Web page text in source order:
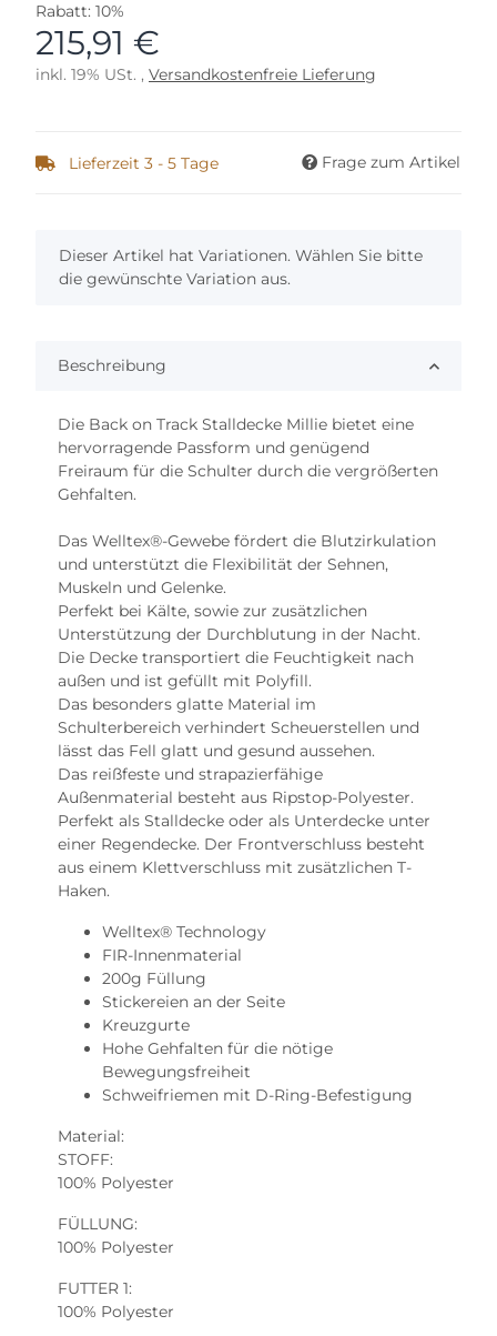
Rabatt: 10%
215,91 €
inkl. 19% USt. , Versandkostenfreie Lieferung
Lieferzeit 3 - 5 Tage Frage zum Artikel
x
Dieser Artikel hat Variationen. Wählen Sie bitte
die gewünschte Variation aus.
Beschreibung
Die Back on Track Stalldecke Millie bietet eine
hervorragende Passform und genügend
Freiraum für die Schulter durch die vergrößerten
Gehfalten.
Das Welltex®-Gewebe fördert die Blutzirkulation
und unterstützt die Flexibilität der Sehnen,
Muskeln und Gelenke.
Perfekt bei Kälte, sowie zur zusätzlichen
Unterstützung der Durchblutung in der Nacht.
Die Decke transportiert die Feuchtigkeit nach
außen und ist gefüllt mit Polyfill.
Das besonders glatte Material im
Schulterbereich verhindert Scheuerstellen und
lässt das Fell glatt und gesund aussehen.
Das reißfeste und strapazierfähige
Außenmaterial besteht aus Ripstop-Polyester.
Perfekt als Stalldecke oder als Unterdecke unter
einer Regendecke. Der Frontverschluss besteht
aus einem Klettverschluss mit zusätzlichen T-
Haken.
Welltex® Technology
FIR-Innenmaterial
200g Füllung
Stickereien an der Seite
Kreuzgurte
Hohe Gehfalten für die nötige
Bewegungsfreiheit
Schweifriemen mit D-Ring-Befestigung
Material:
STOFF:
100% Polyester
FÜLLUNG:
100% Polyester
FUTTER 1:
100% Polyester